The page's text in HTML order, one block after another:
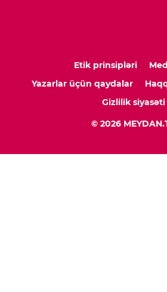
Etik prinsipləri
Yazarlar üçün qaydalar
Gizlilik siyasəti
© 2026